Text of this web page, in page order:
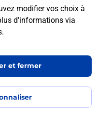
modifier vos choix à
d'informations via
.
et fermer